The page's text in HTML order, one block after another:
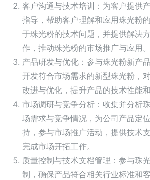
客户沟通与技术培训：为客户提供
指导，帮助客户理解和应用珠光粉
于珠光粉的技术问题，并提供解决
作，推动珠光粉的市场推广与应用。
产品研发与优化：参与珠光粉新产
开发符合市场需求的新型珠光粉，
改进与优化，提升产品的技术性能
市场调研与竞争分析：收集并分析
场需求与竞争情况，为公司产品定
持，参与市场推广活动，提供技术
完成市场开拓工作。
质量控制与技术文档管理：参与珠
制，确保产品符合相关行业标准和